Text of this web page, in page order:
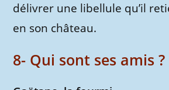
délivrer une libellule qu’il
en son château.
8- Qui sont ses amis ?